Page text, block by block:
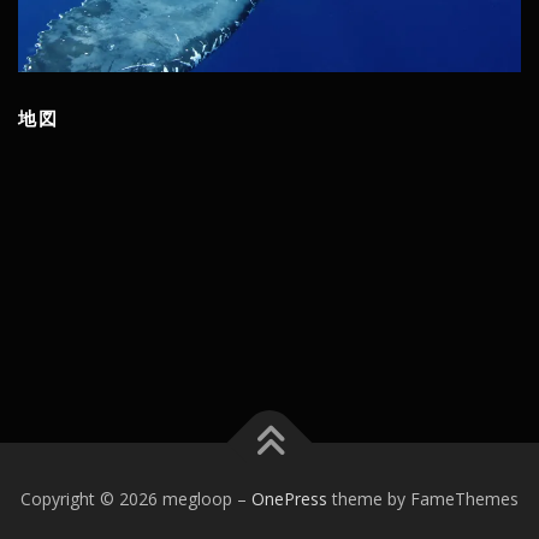
地図
Copyright © 2026 megloop – OnePress theme by FameThemes